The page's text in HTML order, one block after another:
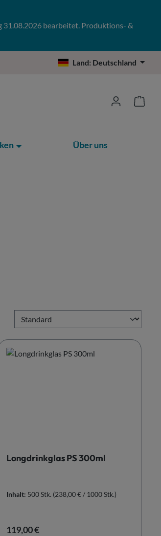
31.08.2026 bearbeitet. Produktions- &
Land: Deutschland
Über uns
Longdrinkglas PS 300ml
Inhalt: 500 Stk. (238,00 € / 1000 Stk.)
Regulärer Preis:
119,00 €